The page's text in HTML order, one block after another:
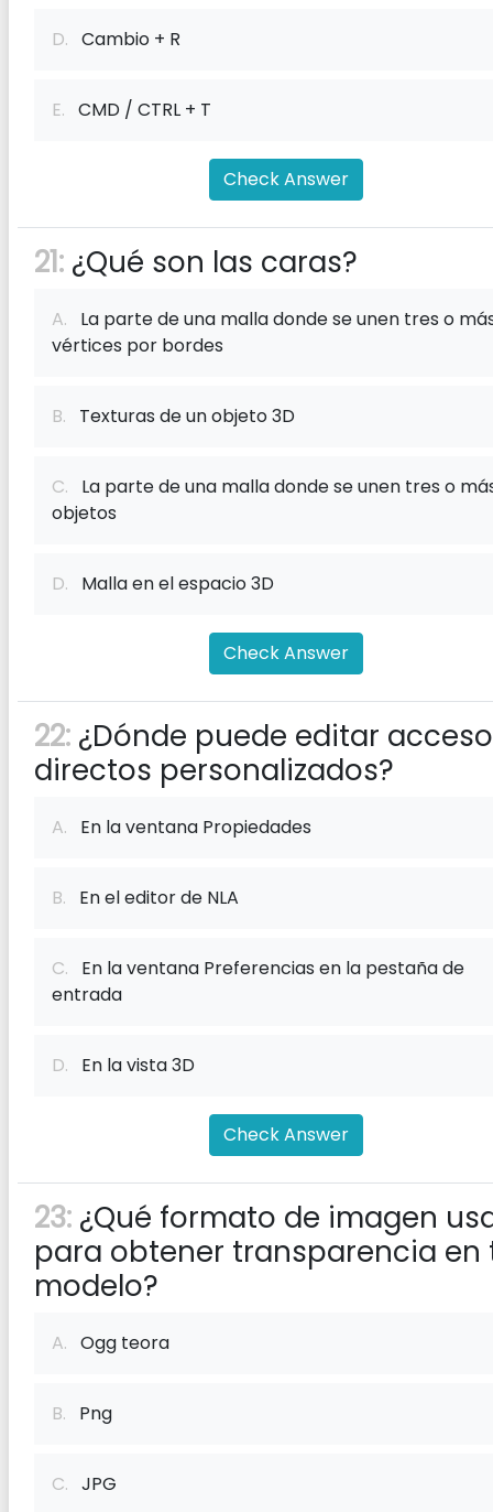
D. Cambio + R
E. CMD / CTRL + T
Check Answer
21: ¿Qué son las caras?
A. La parte de una malla donde se unen tres o
vértices por bordes
B. Texturas de un objeto 3D
C. La parte de una malla donde se unen tres o
objetos
D. Malla en el espacio 3D
Check Answer
22: ¿Dónde puede editar
directos personalizados?
A. En la ventana Propiedades
B. En el editor de NLA
C. En la ventana Preferencias en la pestaña de
entrada
D. En la vista 3D
Check Answer
23: ¿Qué formato de imagen
para obtener transparencia en
modelo?
A. Ogg teora
B. Png
C. JPG